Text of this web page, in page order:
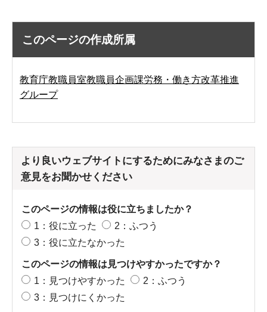
このページの作成所属
教育庁教職員室教職員企画課労務・働き方改革推進
グループ
より良いウェブサイトにするためにみなさまのご
意見をお聞かせください
このページの情報は役に立ちましたか？
1：役に立った
2：ふつう
3：役に立たなかった
このページの情報は見つけやすかったですか？
1：見つけやすかった
2：ふつう
3：見つけにくかった